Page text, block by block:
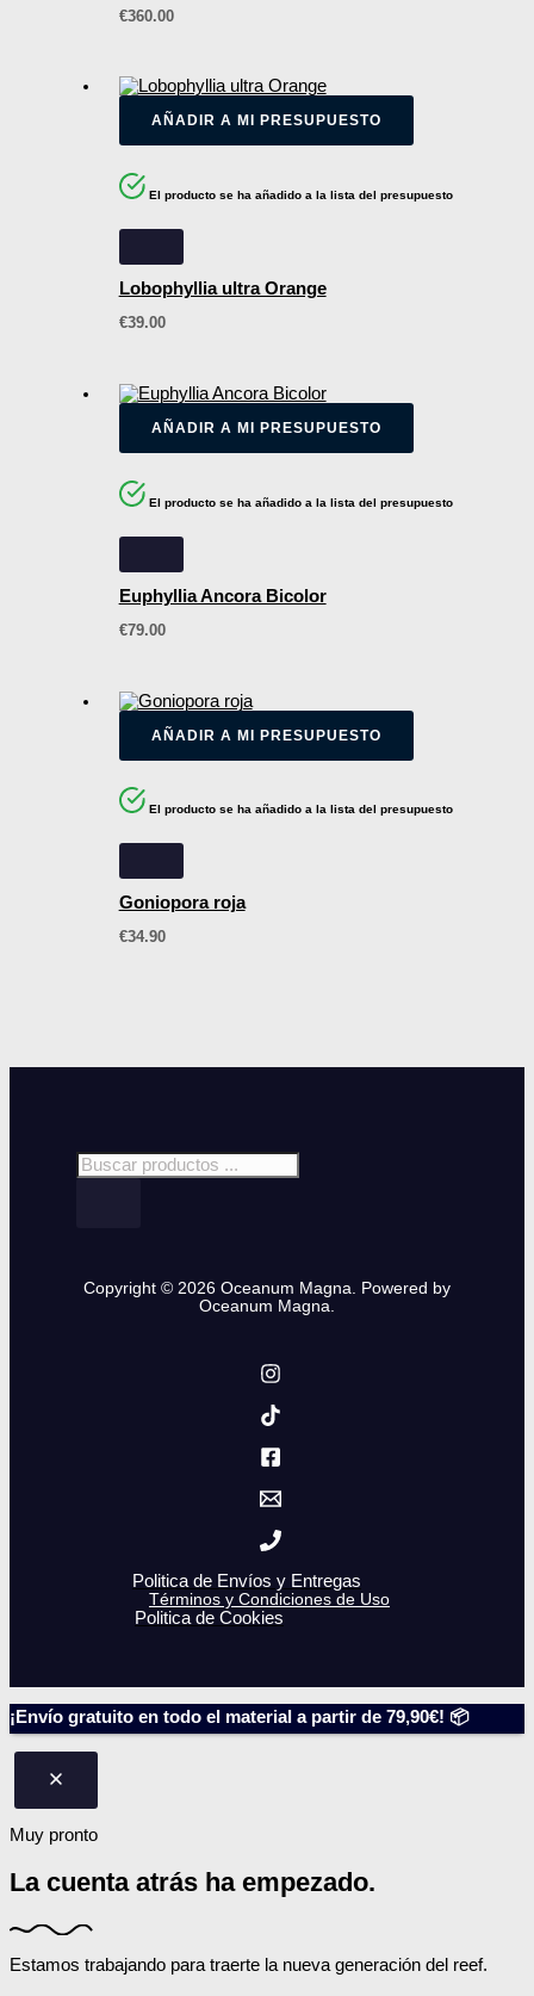
€360.00
AÑADIR A MI PRESUPUESTO
El producto se ha añadido a la lista del presupuesto
Lobophyllia ultra Orange
€39.00
AÑADIR A MI PRESUPUESTO
El producto se ha añadido a la lista del presupuesto
Euphyllia Ancora Bicolor
€79.00
AÑADIR A MI PRESUPUESTO
El producto se ha añadido a la lista del presupuesto
Goniopora roja
€34.90
Copyright © 2026 Oceanum Magna. Powered by
Oceanum Magna.
Politica de Envíos y Entregas
Términos y Condiciones de Uso
Politica de Cookies
¡Envío gratuito en todo el material a partir de 79,90€! 📦
Muy pronto
La cuenta atrás ha empezado.
Estamos trabajando para traerte la nueva generación del reef.